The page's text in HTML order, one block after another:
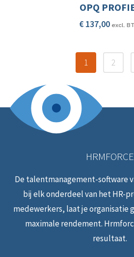
OPQ
€ 137,00 excl.
1 2
HRMFORCE
De talentmanagement-software
bij elk onderdeel van het HR-
medewerkers, laat je organisatie
maximale rendement.
resultaat.